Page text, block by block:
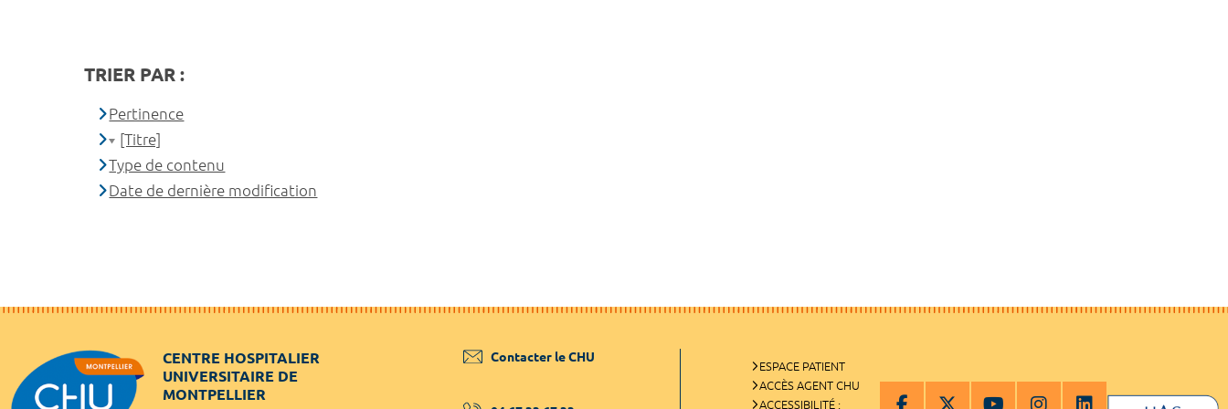
TRIER PAR :
Pertinence
[Titre]
Type de contenu
Date de dernière modification
CENTRE HOSPITALIER
UNIVERSITAIRE DE
MONTPELLIER
Contacter le CHU
ESPACE PATIENT
ACCÈS AGENT CHU
ACCESSIBILITÉ :